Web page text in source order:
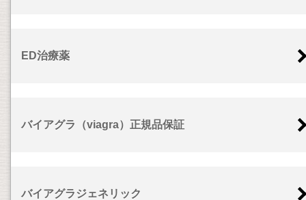
ED治療薬
バイアグラ（viagra）正規品保証
バイアグラジェネリック